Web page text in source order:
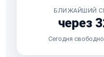
БЛИЖАЙШИЙ
через
Сегодня